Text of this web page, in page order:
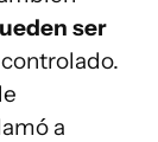
ser
a